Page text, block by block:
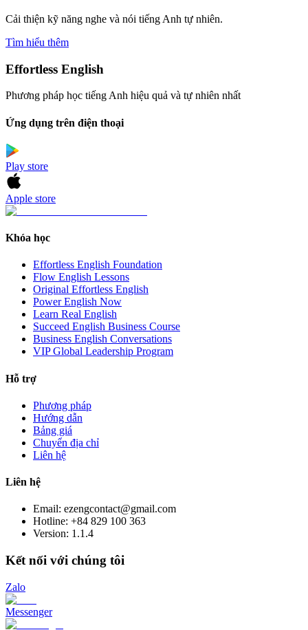
Cải thiện kỹ năng nghe và nói tiếng Anh tự nhiên.
Tìm hiểu thêm
Effortless English
Phương pháp học tiếng Anh hiệu quả và tự nhiên nhất
Ứng dụng trên điện thoại
Play store
Apple store
Khóa học
Effortless English Foundation
Flow English Lessons
Original Effortless English
Power English Now
Learn Real English
Succeed English Business Course
Business English Conversations
VIP Global Leadership Program
Hỗ trợ
Phương pháp
Hướng dẫn
Bảng giá
Chuyển địa chỉ
Liên hệ
Liên hệ
Email: ezengcontact@gmail.com
Hotline: +84 829 100 363
Version: 1.1.4
Kết nối với chúng tôi
Zalo
Messenger